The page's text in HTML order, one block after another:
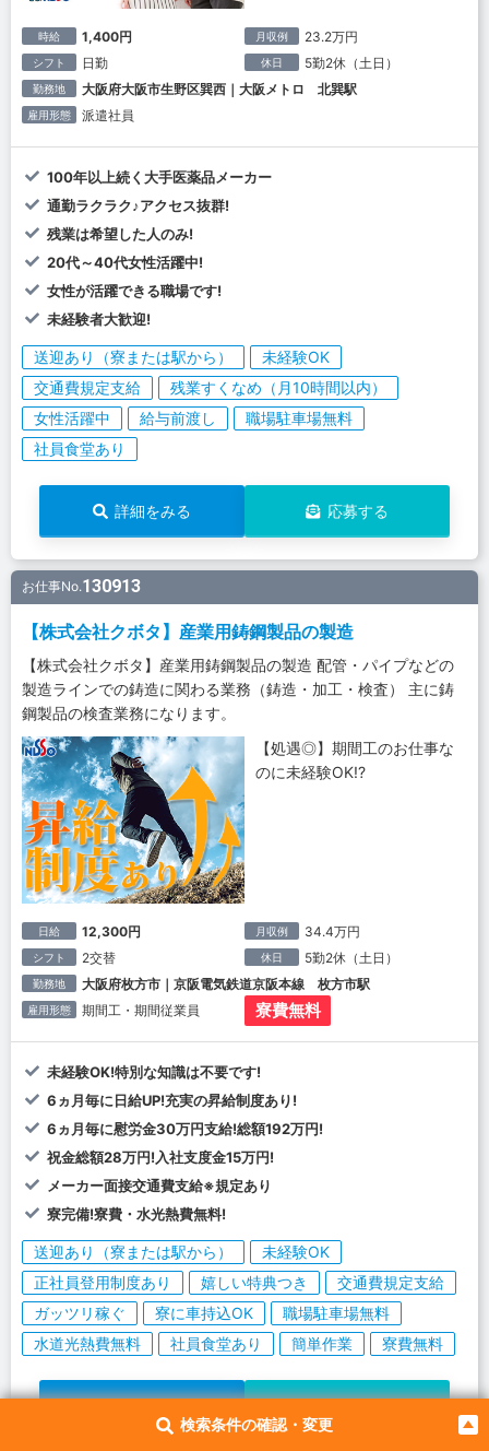
検索条件の確認・変更
時給 1,400円 月収例 23.2万円
シフト 日勤 休日 5勤2休（土日）
勤務地 大阪府大阪市生野区巽西｜大阪メトロ 北巽駅
雇用形態 派遣社員
100年以上続く大手医薬品メーカー
通勤ラクラク♪アクセス抜群!
残業は希望した人のみ!
20代～40代女性活躍中!
女性が活躍できる職場です!
未経験者大歓迎!
送迎あり（寮または駅から）
未経験OK
交通費規定支給
残業すくなめ（月10時間以内）
女性活躍中
給与前渡し
職場駐車場無料
社員食堂あり
詳細をみる 応募する
お仕事No.130913
【株式会社クボタ】産業用鋳鋼製品の製造
【株式会社クボタ】産業用鋳鋼製品の製造 配管・パイプなどの
製造ラインでの鋳造に関わる業務（鋳造・加工・検査） 主に鋳
鋼製品の検査業務になります。
【処遇◎】期間工のお仕事な
のに未経験OK!?
日給 12,300円 月収例 34.4万円
シフト 2交替 休日 5勤2休（土日）
勤務地 大阪府枚方市｜京阪電気鉄道京阪本線 枚方市駅
雇用形態 期間工・期間従業員 寮費無料
未経験OK!特別な知識は不要です!
6ヵ月毎に日給UP!充実の昇給制度あり!
6ヵ月毎に慰労金30万円支給!総額192万円!
祝金総額28万円!入社支度金15万円!
メーカー面接交通費支給※規定あり
寮完備!寮費・水光熱費無料!
送迎あり（寮または駅から）
未経験OK
正社員登用制度あり
嬉しい特典つき
交通費規定支給
ガッツリ稼ぐ
寮に車持込OK
職場駐車場無料
水道光熱費無料
社員食堂あり 簡単作業 寮費無料